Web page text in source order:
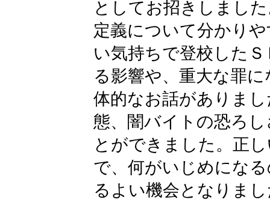
としてお招きしまし
定義について分かり
い気持ちで登校した
る影響や、重大な罪
体的なお話がありま
態、闇バイトの恐ろ
とができました。正
で、何がいじめにな
るよい機会となりま